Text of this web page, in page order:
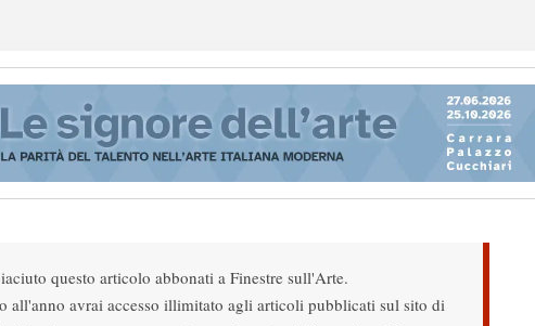
questo articolo abbonati a Finestre sull'Arte.
all'anno avrai accesso illimitato agli articoli pubblicati sul sito di